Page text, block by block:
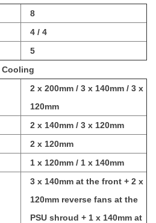
8
4 / 4
5
Cooling
2 x 200mm / 3 x 140mm / 3 x
120mm
2 x 140mm / 3 x 120mm
2 x 120mm
1 x 120mm / 1 x 140mm
3 x 140mm at the front + 2 x
120mm reverse fans at the
PSU shroud + 1 x 140mm at